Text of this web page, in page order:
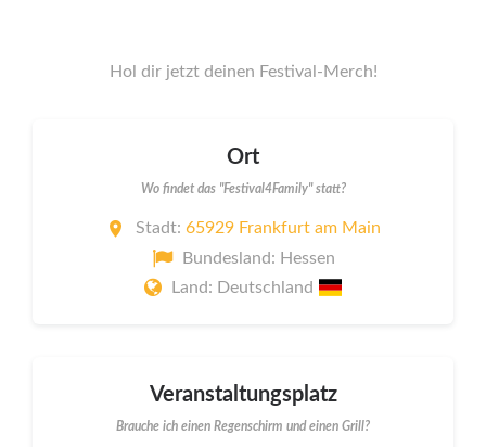
Hol dir jetzt deinen Festival-Merch!
Ort
Wo findet das "Festival4Family" statt?
Stadt: 65929 Frankfurt am Main
Bundesland: Hessen
Land: Deutschland
Veranstaltungsplatz
Brauche ich einen Regenschirm und einen Grill?